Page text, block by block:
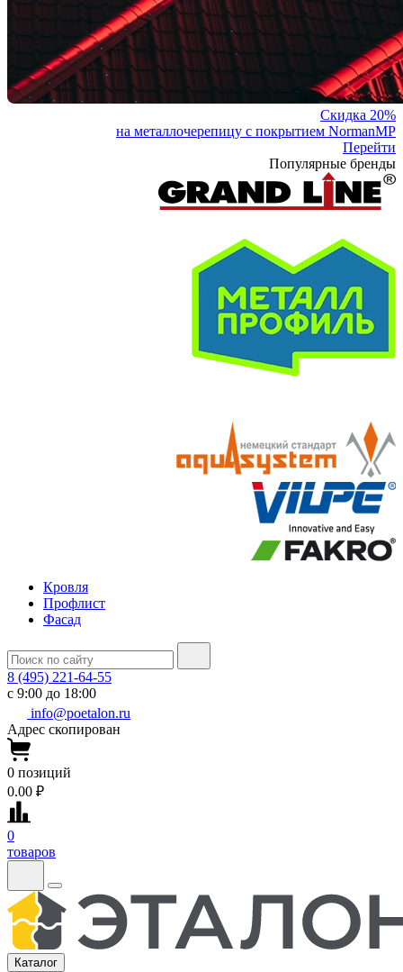
Скидка 20%
на металлочерепицу с покрытием NormanMP
Перейти
Популярные бренды
Кровля
Профлист
Фасад
8 (495) 221-64-55
с 9:00 до 18:00
info@poetalon.ru
Адрес скопирован
0 позиций
0.00 ₽
0
товаров
Каталог